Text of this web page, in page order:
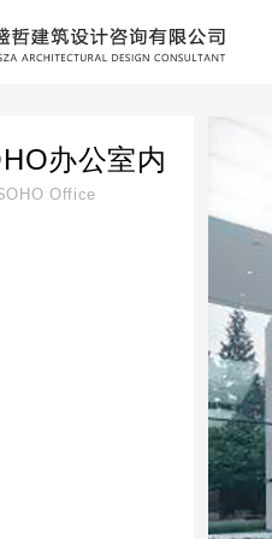
办公室内
Office